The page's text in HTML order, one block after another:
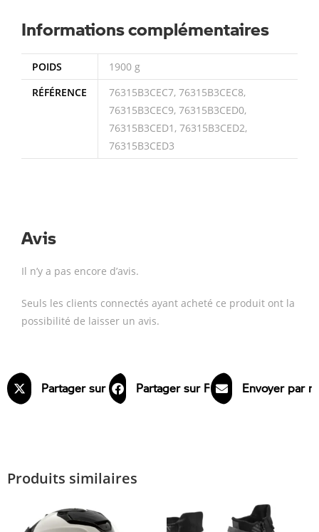
Informations complémentaires
POIDS
1900 g
RÉFÉRENCE
76315B3CEC7, 76315B3CEC8,
76315B3CEC9, 76315B3CED0,
76315B3CED1, 76315B3CED2,
76315B3CED3
Avis
Il n’y a pas encore d’avis.
Seuls les clients connectés ayant acheté ce produit ont la
possibilité de laisser un avis.
Partager sur X Partager sur FacebookEnvoyer par
Produits similaires